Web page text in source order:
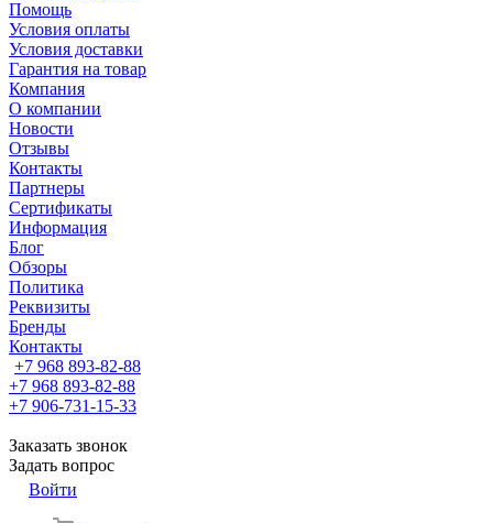
Помощь
Условия оплаты
Условия доставки
Гарантия на товар
Компания
О компании
Новости
Отзывы
Контакты
Партнеры
Сертификаты
Информация
Блог
Обзоры
Политика
Реквизиты
Бренды
Контакты
+7 968 893-82-88
+7 968 893-82-88
+7 906-731-15-33
Заказать звонок
Задать вопрос
Войти